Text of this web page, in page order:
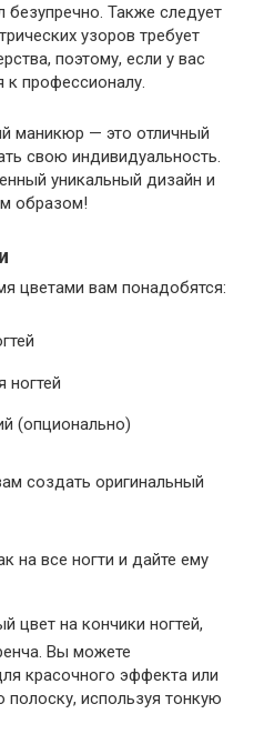
Также следует
узоров требует
поэтому, если у вас
к профессионалу.
маникюр — это отличный
свою индивидуальность.
уникальный дизайн и
образом!
цветами вам понадобятся:
ногтей
(опционально)
создать оригинальный
на все ногти и дайте ему
цвет на кончики ногтей,
Вы можете
красочного эффекта или
полоску, используя тонкую